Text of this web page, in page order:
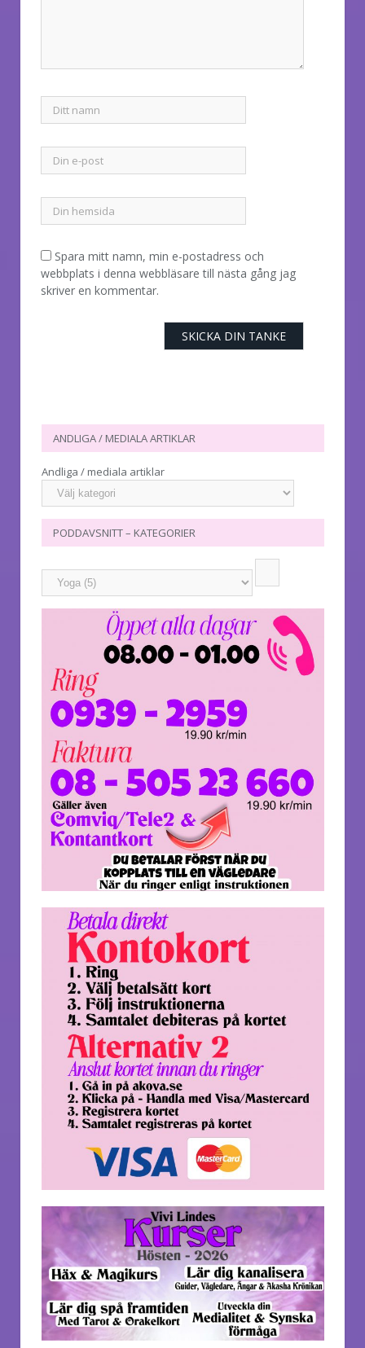
Spara mitt namn, min e-postadress och
webbplats i denna webbläsare till nästa gång jag
skriver en kommentar.
ANDLIGA / MEDIALA ARTIKLAR
Andliga / mediala artiklar
PODDAVSNITT – KATEGORIER